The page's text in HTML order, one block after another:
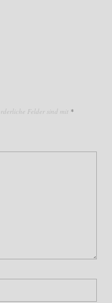
Felder sind mit *